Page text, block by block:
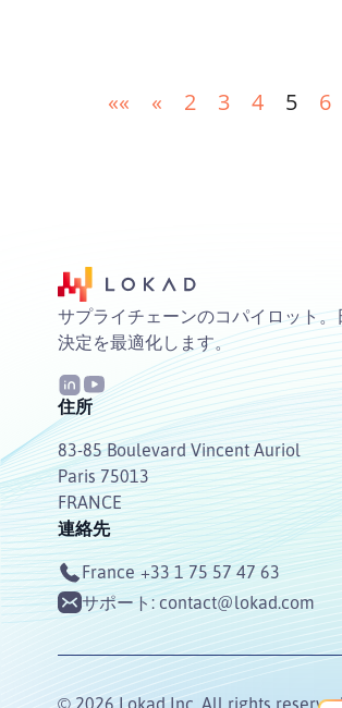
«« « 2 3 4 5 6
サプライチェーンのコパイロット。
決定を最適化します。
住所
83-85 Boulevard Vincent Auriol
Paris 75013
FRANCE
連絡先
France +33 1 75 57 47 63
サポート:contact@lokad.com
© 2026 Lokad Inc. All rights